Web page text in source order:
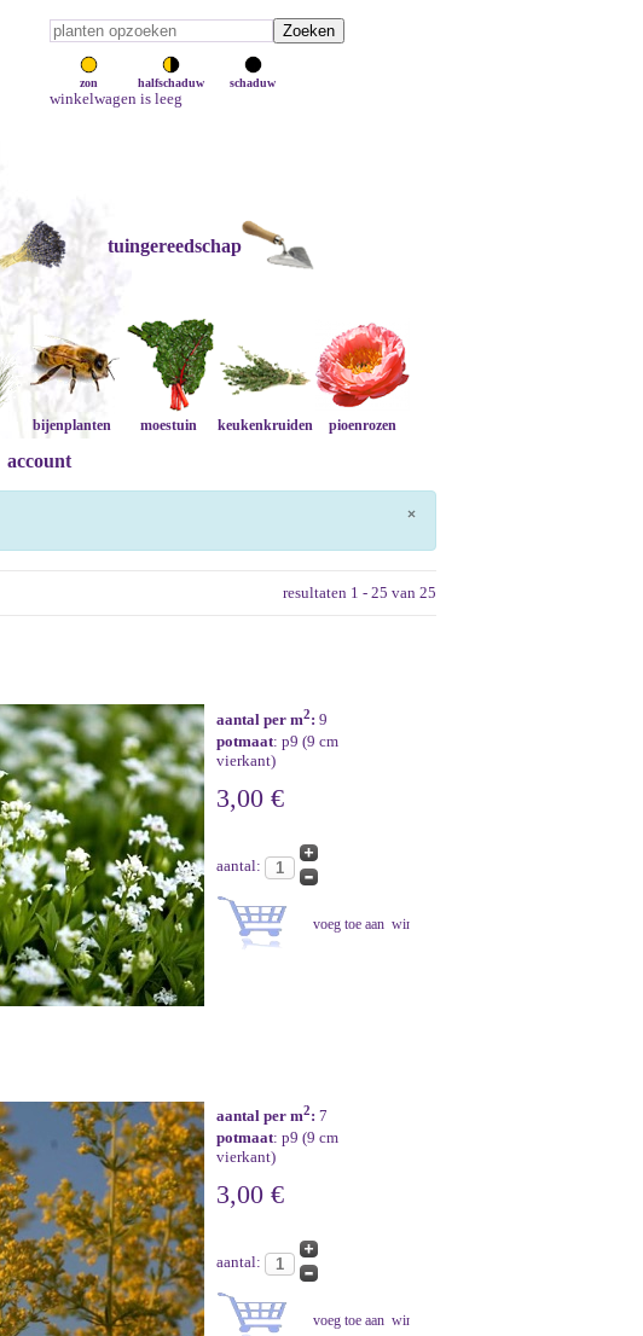
zon halfschaduw schaduw
winkelwagen is leeg
tuingereedschap
bijenplanten moestuin keukenkruiden pioenrozen
account
×
resultaten 1 - 25 van 25
aantal per m2: 9
potmaat: p9 (9 cm
vierkant)
3,00 €
aantal:
aantal per m2: 7
potmaat: p9 (9 cm
vierkant)
3,00 €
aantal: